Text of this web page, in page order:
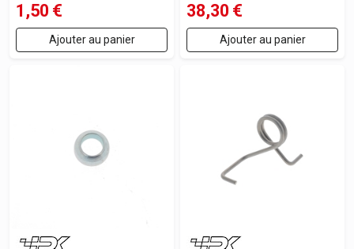
1,50 €
Ajouter au panier
38,30 €
Ajouter au panier